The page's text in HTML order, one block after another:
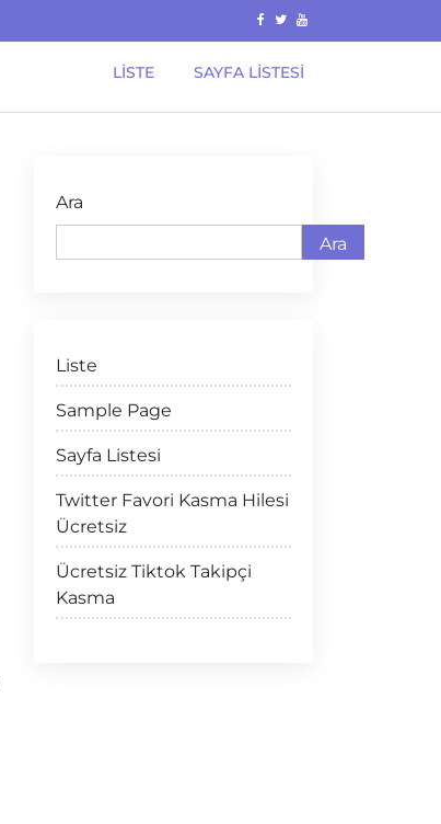
LISTE SAYFA LISTESI
Ara
Ara
Liste
Sample Page
Sayfa Listesi
Twitter Favori Kasma Hilesi
Ücretsiz
Ücretsiz Tiktok Takipçi
Kasma